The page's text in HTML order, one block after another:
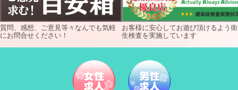
質問、感想、ご意見等々なんでも気軽
にお問合せください！
お客様に安心してお遊び頂けるよう衛
生検査を実施しています